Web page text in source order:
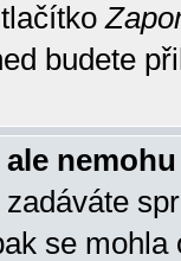
tlačítko
budete
se